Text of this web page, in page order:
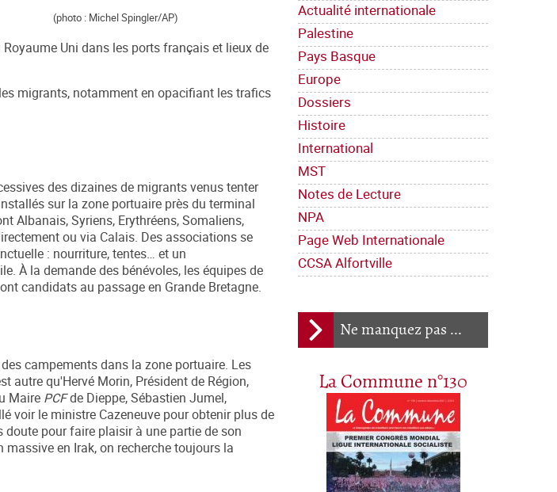
Actualité internationale
Palestine
Pays Basque
Europe
Dossiers
Histoire
International
MST
Notes de Lecture
NPA
Page Web Internationale
CCSA Alfortville
Ne manquez pas ...
La Commune n°130
(photo : Michel Spingler/AP)
Uni dans les ports français et lieux de
migrants, notamment en opacifiant les trafics
des dizaines de migrants venus tenter
sur la zone portuaire près du terminal
Albanais, Syriens, Erythréens, Somaliens,
ou via Calais. Des associations se
: nourriture, tentes… et un
À la demande des bénévoles, les équipes de
candidats au passage en Grande Bretagne.
campements dans la zone portuaire. Les
autre qu'Hervé Morin, Président de Région,
Maire PCFde Dieppe, Sébastien Jumel,
voir le ministre Cazeneuve pour obtenir plus de
pour faire plaisir à une partie de son
en Irak, on recherche toujours la